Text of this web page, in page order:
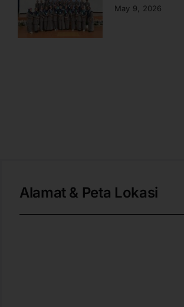
May 9, 2026
Alamat & Peta Lokasi